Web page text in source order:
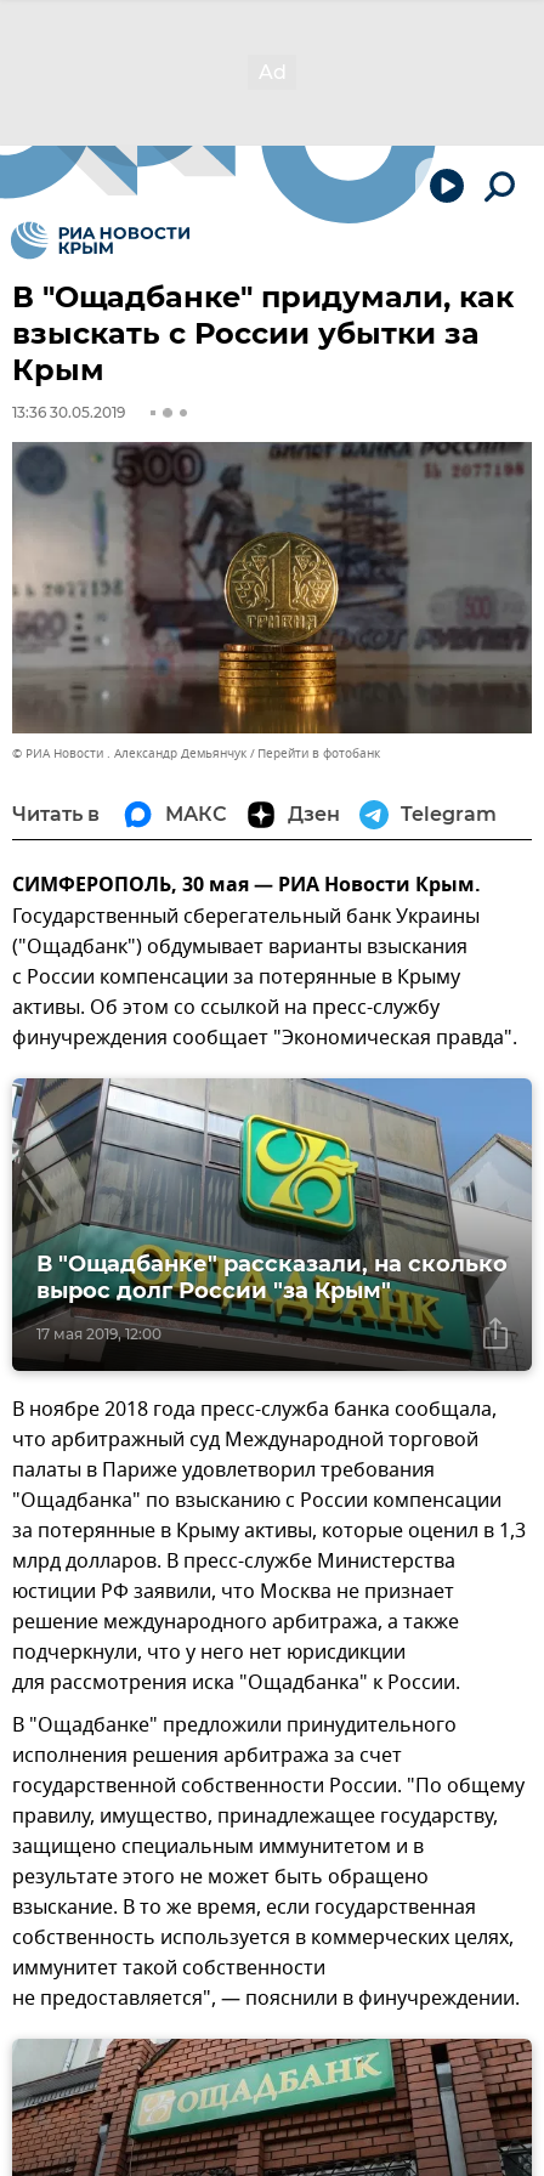
В "Ощадбанке" придумали, как
взыскать с России убытки за
Крым
13:36 30.05.2019
© РИА Новости . Александр Демьянчук Перейти в фотобанк
Читать в МАКС Дзен Telegram
СИМФЕРОПОЛЬ, 30 мая — РИА Новости Крым.
Государственный сберегательный банк Украины
("Ощадбанк") обдумывает варианты взыскания
с России компенсации за потерянные в Крыму
активы. Об этом со ссылкой на пресс-службу
финучреждения сообщает "Экономическая правда".
17 мая 2019, 12:00
В "Ощадбанке" рассказали, на сколько
вырос долг России "за Крым"
В ноябре 2018 года пресс-служба банка сообщала,
что арбитражный суд Международной торговой
палаты в Париже удовлетворил требования
"Ощадбанка" по взысканию с России компенсации
за потерянные в Крыму активы, которые оценил в 1,3
млрд долларов. В пресс-службе Министерства
юстиции РФ заявили, что Москва не признает
решение международного арбитража, а также
подчеркнули, что у него нет юрисдикции
для рассмотрения иска "Ощадбанка" к России.
В "Ощадбанке" предложили принудительного
исполнения решения арбитража за счет
государственной собственности России. "По общему
правилу, имущество, принадлежащее государству,
защищено специальным иммунитетом и в
результате этого не может быть обращено
взыскание. В то же время, если государственная
собственность используется в коммерческих целях,
иммунитет такой собственности
не предоставляется", — пояснили в финучреждении.